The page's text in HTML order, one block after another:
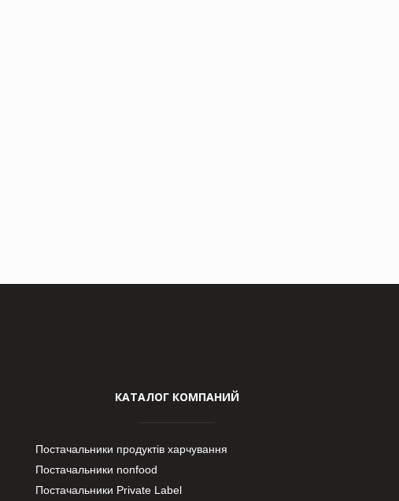
КАТАЛОГ КОМПАНИЙ
Постачальники продуктів харчування
Постачальники nonfood
Постачальники Private Label